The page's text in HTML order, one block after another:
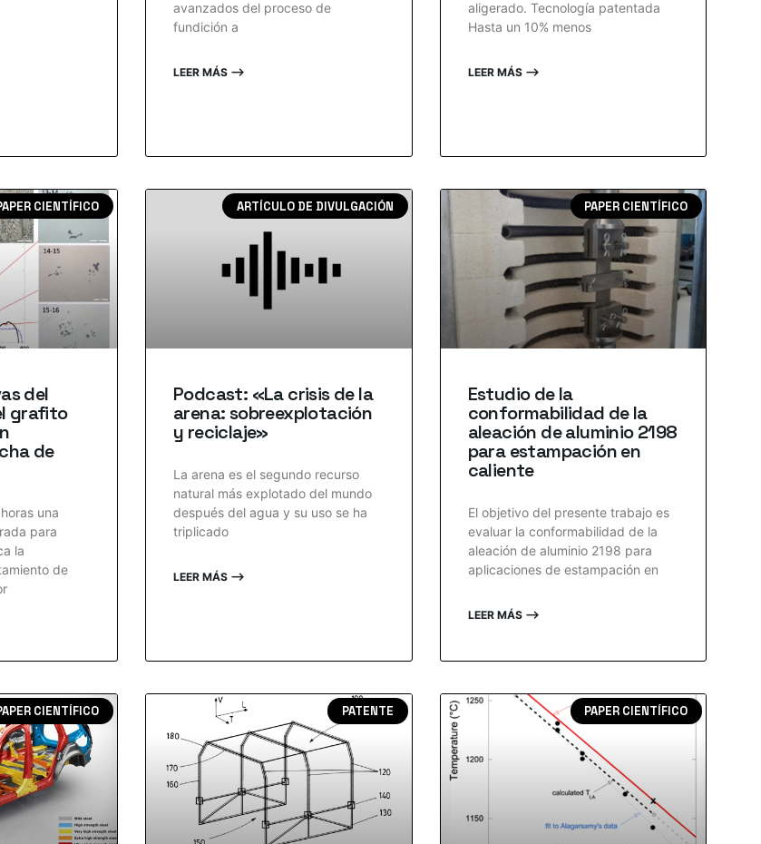
avanzados del proceso de
fundición a
LEER MÁS ⟶
aligerado. Tecnología patentada
Hasta un 10% menos
LEER MÁS ⟶
CIENTÍFICO
del
grafito
de
una
para
la
de
ARTÍCULO DE DIVULGACIÓN
Podcast: «La crisis de la
arena: sobreexplotación
y reciclaje»
La arena es el segundo recurso
natural más explotado del mundo
después del agua y su uso se ha
triplicado
LEER MÁS ⟶
PAPER CIENTÍFICO
Estudio de la
conformabilidad de la
aleación de aluminio 2198
para estampación en
caliente
El objetivo del presente trabajo es
evaluar la conformabilidad de la
aleación de aluminio 2198 para
aplicaciones de estampación en
LEER MÁS ⟶
CIENTÍFICO PATENTE PAPER CIENTÍFICO